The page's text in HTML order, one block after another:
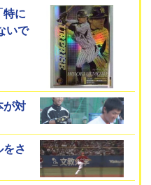
特に
いで
が対
さ